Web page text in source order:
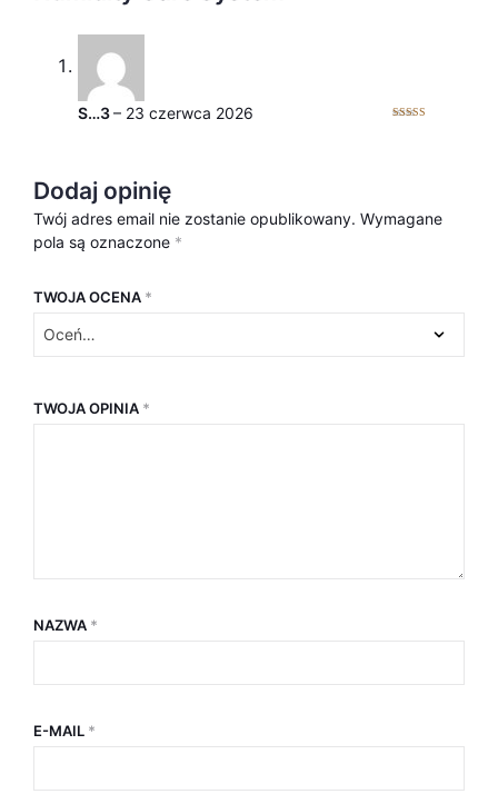
S…3– 23 czerwca 2026
Dodaj opinię
Twój adres email nie zostanie opublikowany. Wymagane
pola są oznaczone *
TWOJA OCENA *
TWOJA OPINIA *
NAZWA *
E-MAIL *